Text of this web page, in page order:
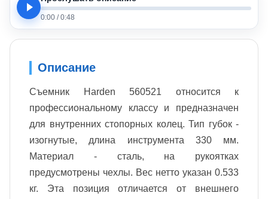
0:00 / 0:48
Описание
Съемник Harden 560521 относится к
профессиональному классу и предназначен
для внутренних стопорных колец. Тип губок -
изогнутые, длина инструмента 330 мм.
Материал - сталь, на рукоятках
предусмотрены чехлы. Вес нетто указан 0.533
кг. Эта позиция отличается от внешнего